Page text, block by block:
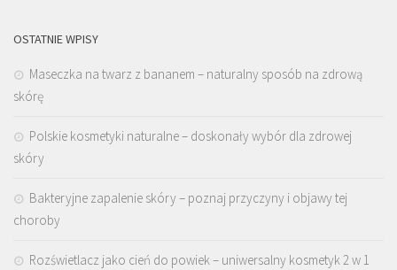
OSTATNIE WPISY
Maseczka na twarz z bananem – naturalny sposób na zdrową
skórę
Polskie kosmetyki naturalne – doskonały wybór dla zdrowej
skóry
Bakteryjne zapalenie skóry – poznaj przyczyny i objawy tej
choroby
Rozświetlacz jako cień do powiek – uniwersalny kosmetyk 2 w 1